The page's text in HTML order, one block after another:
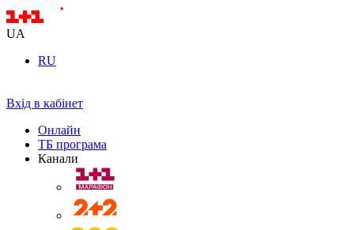
UA
RU
Вхід в кабінет
Онлайн
ТБ програма
Канали